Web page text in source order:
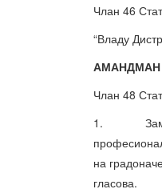
Члан 46
“Владу
АМАНДМАН
Члан 48
1.
на
гласова.